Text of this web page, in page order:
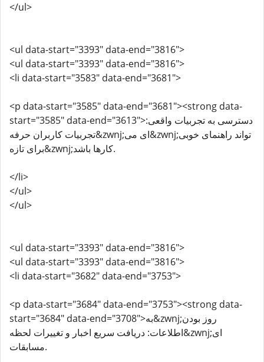
</ul>
<ul data-start="3393" data-end="3816">
<ul data-start="3393" data-end="3816">
<li data-start="3583" data-end="3681">
<p data-start="3585" data-end="3681"><strong data-
start="3585" data-end="3613">دسترسی به تجربیات واقعی:
تجربیات کاربران حرفه&zwnj;ای می&zwnj;تواند راهنمای خوبی
برای تازه&zwnj;کارها باشد.
</li>
</ul>
</ul>
<ul data-start="3393" data-end="3816">
<ul data-start="3393" data-end="3816">
<li data-start="3682" data-end="3753">
<p data-start="3684" data-end="3753"><strong data-
start="3684" data-end="3708">به&zwnj;روز بودن
اطلاعات: دریافت سریع اخبار و تغییرات لحظه&zwnj;ای
مسابقات.